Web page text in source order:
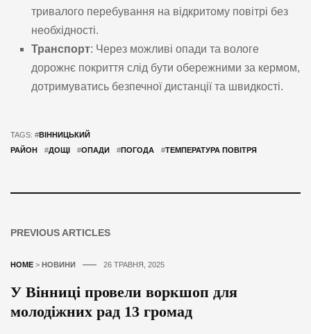
тривалого перебування на відкритому повітрі без
необхідності.
Транспорт: Через можливі опади та вологе
дорожнє покриття слід бути обережними за кермом,
дотримуватись безпечної дистанції та швидкості.
TAGS: #ВІННИЦЬКИЙ
РАЙОН
#ДОЩІ #ОПАДИ #ПОГОДА #ТЕМПЕРАТУРА ПОВІТРЯ
PREVIOUS ARTICLES
HOME > НОВИНИ 26 ТРАВНЯ, 2025
У Вінниці провели воркшоп для
молодіжних рад 13 громад